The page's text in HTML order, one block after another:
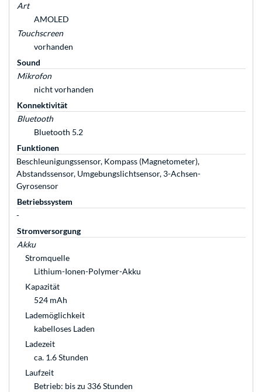
Art
AMOLED
Touchscreen
vorhanden
Sound
Mikrofon
nicht vorhanden
Konnektivität
Bluetooth
Bluetooth 5.2
Funktionen
Beschleunigungssensor, Kompass (Magnetometer),
Abstandssensor, Umgebungslichtsensor, 3-Achsen-
Gyrosensor
Betriebssystem
-
Stromversorgung
Akku
Stromquelle
Lithium-Ionen-Polymer-Akku
Kapazität
524 mAh
Lademöglichkeit
kabelloses Laden
Ladezeit
ca. 1.6 Stunden
Laufzeit
Betrieb: bis zu 336 Stunden